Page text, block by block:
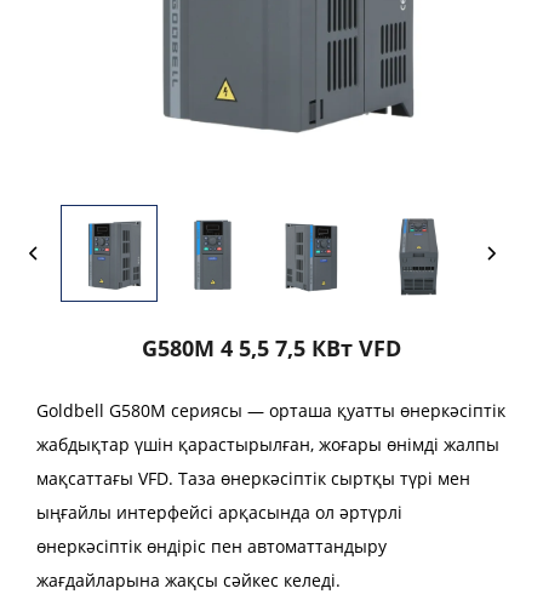
G580M 4 5,5 7,5 КВт VFD
Goldbell G580M сериясы — орташа қуатты өнеркәсіптік
жабдықтар үшін қарастырылған, жоғары өнімді жалпы
мақсаттағы VFD. Таза өнеркәсіптік сыртқы түрі мен
ыңғайлы интерфейсі арқасында ол әртүрлі
өнеркәсіптік өндіріс пен автоматтандыру
жағдайларына жақсы сәйкес келеді.